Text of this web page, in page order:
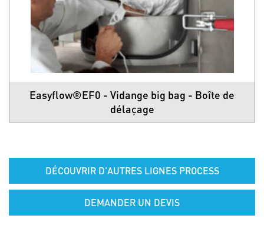
Easyflow®EF0 - Vidange big bag - Boîte de
délaçage
DÉCOUVRIR D'AUTRES LIGNES PROCESS
DEMANDER UN DEVIS